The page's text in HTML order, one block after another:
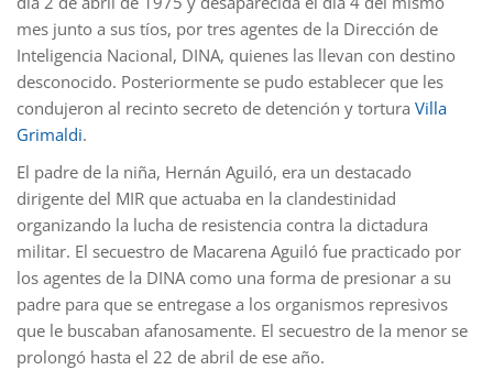
mes junto a sus tíos, por tres agentes de la Dirección de
Inteligencia Nacional, DINA, quienes las llevan con destino
desconocido. Posteriormente se pudo establecer que les
condujeron al recinto secreto de detención y tortura Villa
Grimaldi.
El padre de la niña, Hernán Aguiló, era un destacado
dirigente del MIR que actuaba en la clandestinidad
organizando la lucha de resistencia contra la dictadura
militar. El secuestro de Macarena Aguiló fue practicado por
los agentes de la DINA como una forma de presionar a su
padre para que se entregase a los organismos represivos
que le buscaban afanosamente. El secuestro de la menor se
prolongó hasta el 22 de abril de ese año.